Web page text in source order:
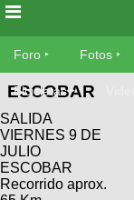
Foro
Foro
TÃ©cnica
MecÃ¡nica
Fotos
SUBÃ
tu foto
Avisos
Ventas
Foro Fotos
Bicicletas
ESCOBAR
SALIDA
VIERNES 9 DE
JULIO
ESCOBAR
Recorrido aprox.